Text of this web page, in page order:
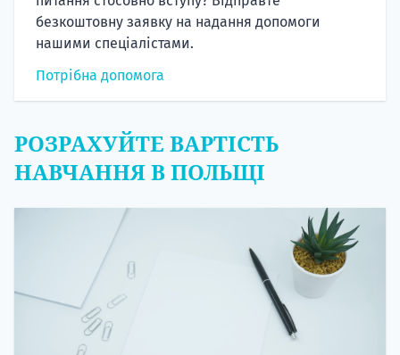
безкоштовну заявку на надання допомоги
нашими спеціалістами.
Потрібна допомога
РОЗРАХУЙТЕ ВАРТІСТЬ
НАВЧАННЯ В ПОЛЬЩІ